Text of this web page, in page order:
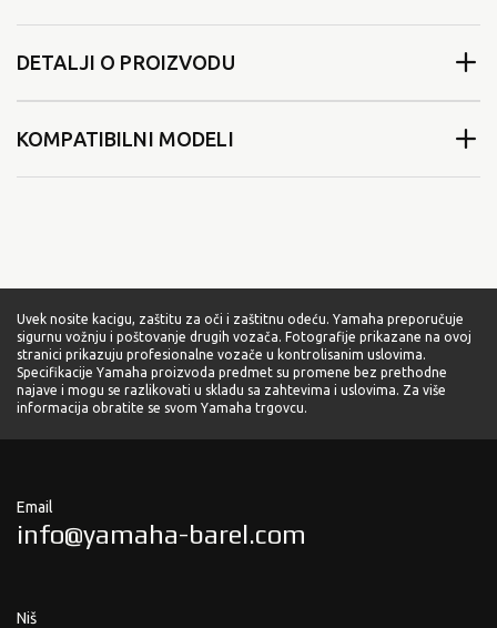
DETALJI O PROIZVODU
KOMPATIBILNI MODELI
Uvek nosite kacigu, zaštitu za oči i zaštitnu odeću. Yamaha preporučuje
sigurnu vožnju i poštovanje drugih vozača. Fotografije prikazane na ovoj
stranici prikazuju profesionalne vozače u kontrolisanim uslovima.
Specifikacije Yamaha proizvoda predmet su promene bez prethodne
najave i mogu se razlikovati u skladu sa zahtevima i uslovima. Za više
informacija obratite se svom Yamaha trgovcu.
Email
info@yamaha-barel.com
Niš